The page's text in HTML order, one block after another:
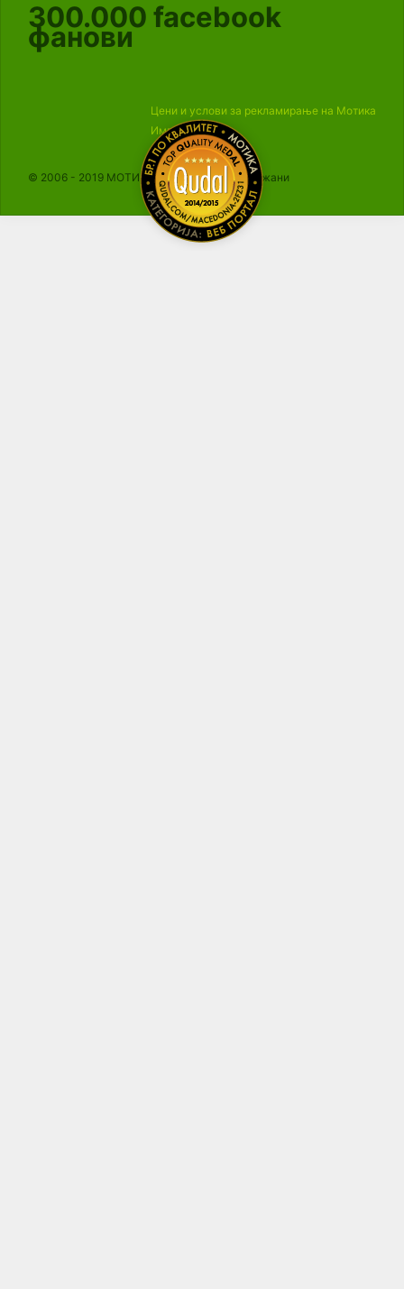
300.000 facebook
фанови
Цени и услови за рекламирање на Мотика
Импресум
© 2006 - 2019 МОТИКА, Сите права се задржани